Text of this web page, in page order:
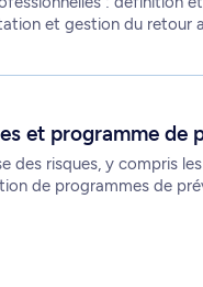
et gestion du
et programme de
des risques, y compris
de programmes de